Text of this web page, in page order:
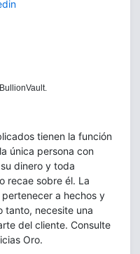
tienen la función
única persona con
dinero y toda
recae sobre él. La
a hechos y
tanto, necesite una
del cliente. Consulte
Oro.